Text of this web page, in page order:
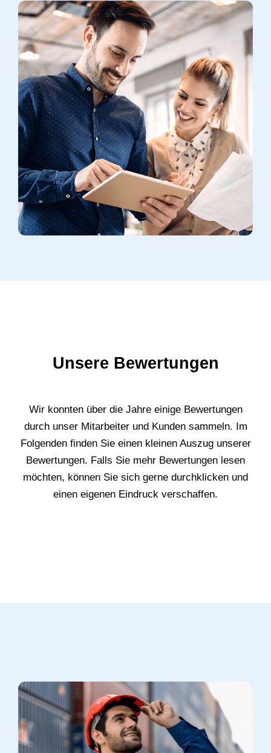
Unsere Bewertungen
Wir konnten über die Jahre einige Bewertungen
durch unser Mitarbeiter und Kunden sammeln. Im
Folgenden finden Sie einen kleinen Auszug unserer
Bewertungen. Falls Sie mehr Bewertungen lesen
möchten, können Sie sich gerne durchklicken und
einen eigenen Eindruck verschaffen.